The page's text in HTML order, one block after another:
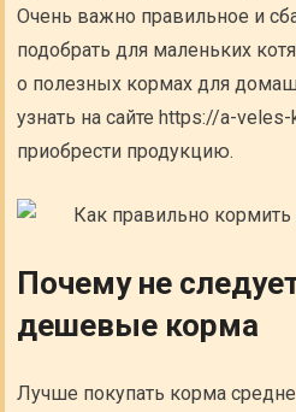
Очень важно правильное и
подобрать для маленьких
о полезных кормах для
узнать на сайте https://a-
приобрести продукцию.
Почему не
дешевые корма
Лучше покупать корма